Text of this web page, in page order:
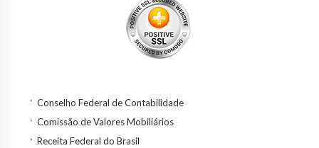
Conselho Federal de Contabilidade
Comissão de Valores Mobiliários
Receita Federal do Brasil